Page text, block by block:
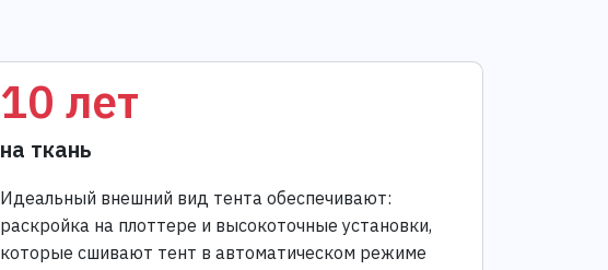
10 лет
на ткань
Идеальный внешний вид тента обеспечивают:
раскройка на плоттере и высокоточные установки,
которые сшивают тент в автоматическом режиме